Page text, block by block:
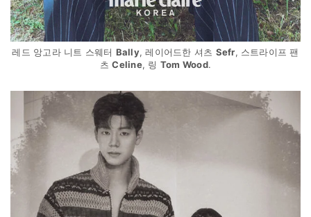
레드 앙고라 니트 스웨터 Bally, 레이어드한 셔츠 Sefr, 스트라이프 팬
츠Celine, 링 Tom Wood.